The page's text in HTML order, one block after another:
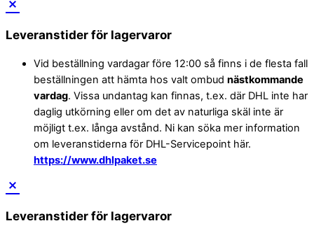
Leveranstider för lagervaror
Vid beställning vardagar före 12:00 så finns i de flesta fall
beställningen att hämta hos valt ombud nästkommande
vardag. Vissa undantag kan finnas, t.ex. där DHL inte har
daglig utkörning eller om det av naturliga skäl inte är
möjligt t.ex. långa avstånd. Ni kan söka mer information
om leveranstiderna för DHL-Servicepoint här.
https://www.dhlpaket.se
Leveranstider för lagervaror